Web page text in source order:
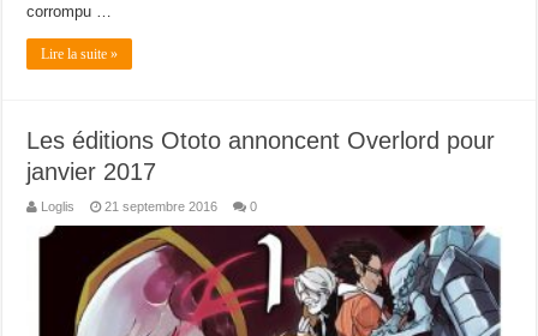
corrompu …
Lire la suite »
Les éditions Ototo annoncent Overlord pour
janvier 2017
Loglis 21 septembre 2016 0